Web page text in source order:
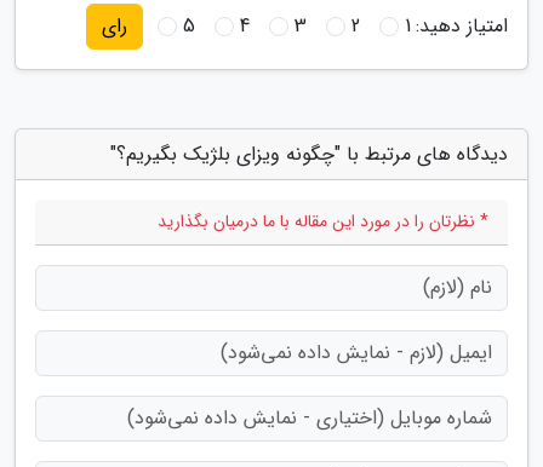
امتیاز دهید:1
2
3
4
5 رای
دیدگاه های مرتبط با "چگونه ویزای بلژیک بگیریم؟"
* نظرتان را در مورد این مقاله با ما درمیان بگذارید